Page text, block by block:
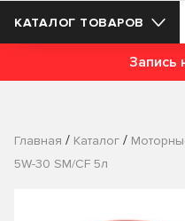
КАТАЛОГ ТОВАРОВ
Запись
Главная / Каталог /
5W-30 SM/CF 5л